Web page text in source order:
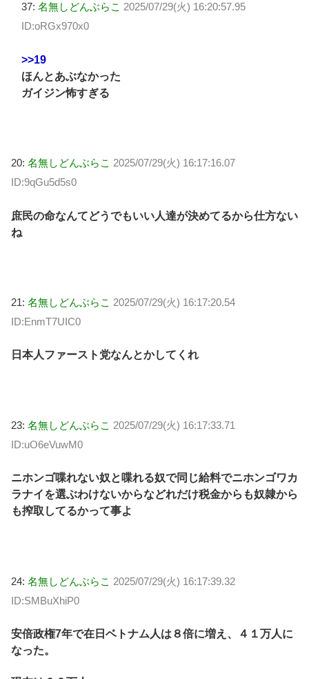
37: 名無しどんぶらこ 2025/07/29(火) 16:20:57.95
ID:oRGx970x0
>>19
ほんとあぶなかった
ガイジン怖すぎる
20: 名無しどんぶらこ 2025/07/29(火) 16:17:16.07
ID:9qGu5d5s0
庶民の命なんてどうでもいい人達が決めてるから仕方ない
ね
21: 名無しどんぶらこ 2025/07/29(火) 16:17:20.54
ID:EnmT7UIC0
日本人ファースト党なんとかしてくれ
23: 名無しどんぶらこ 2025/07/29(火) 16:17:33.71
ID:uO6eVuwM0
ニホンゴ喋れない奴と喋れる奴で同じ給料でニホンゴワカ
ラナイを選ぶわけないからなどれだけ税金からも奴隷から
も搾取してるかって事よ
24: 名無しどんぶらこ 2025/07/29(火) 16:17:39.32
ID:SMBuXhiP0
安倍政権7年で在日ベトナム人は８倍に増え、４１万人に
なった。